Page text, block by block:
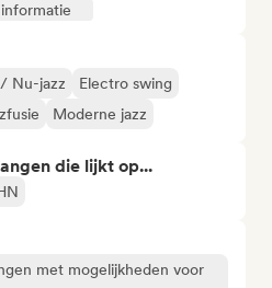
Nu-jazz
Electro swing
Moderne jazz
die lijkt op...
met mogelijkheden voor